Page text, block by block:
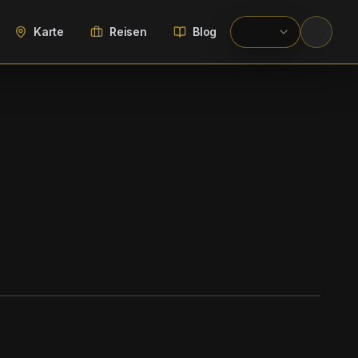
Karte Reisen Blog